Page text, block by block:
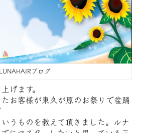
ブログ
げます。
お客様が東久が原のお祭りで盆踊
いうものを教えて頂きました。ルナ